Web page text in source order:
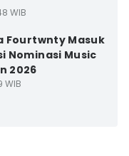
WIB
Fourtwnty Masuk
Nominasi Music
2026
WIB